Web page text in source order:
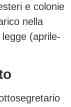
e colonie
nella
(aprile-